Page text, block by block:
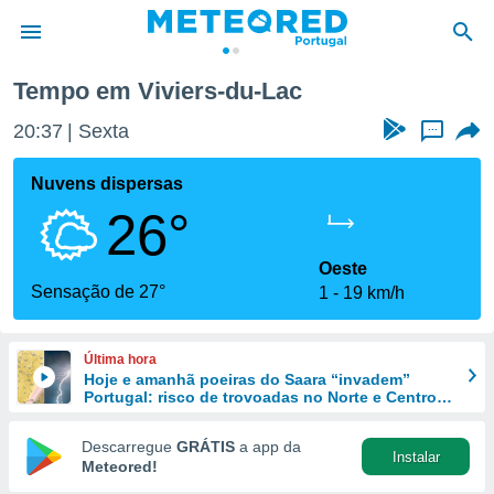
da
foi
fornecidas
a este
das
e
forma
digital
Tempo em Viviers-du-Lac
20:37 Sexta ...
Nuvens dispersas
26°
Sensação de 27°
Oeste
1
19 km/h
Última hora
Hoje e amanhã poeiras do Saara “invadem”
Portugal: risco de trovoadas no Norte e Centro
Descarregue GRÁTIS a app da
Meteored!
Instalar